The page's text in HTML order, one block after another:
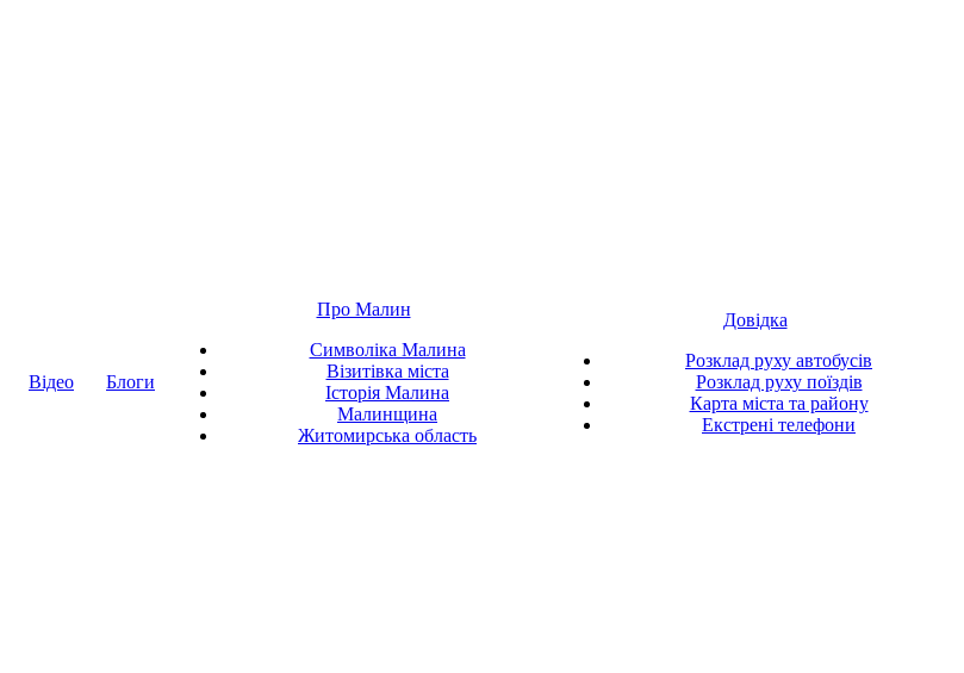
Відео Блоги
Про Малин
Символіка Малина
Візитівка міста
Історія Малина
Малинщина
Житомирська область
Довідка
Розклад руху автобусів
Розклад руху поїздів
Карта міста та району
Екстрені телефони